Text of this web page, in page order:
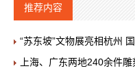
推荐内容
“苏东坡”文物展亮相杭州
上海、广东两地240余件